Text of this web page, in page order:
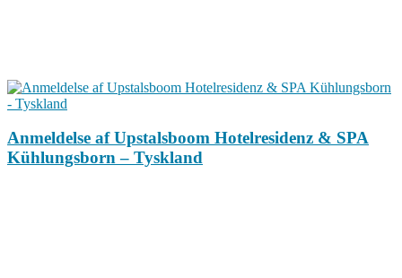
Anmeldelse af Upstalsboom Hotelresidenz & SPA
Kühlungsborn – Tyskland